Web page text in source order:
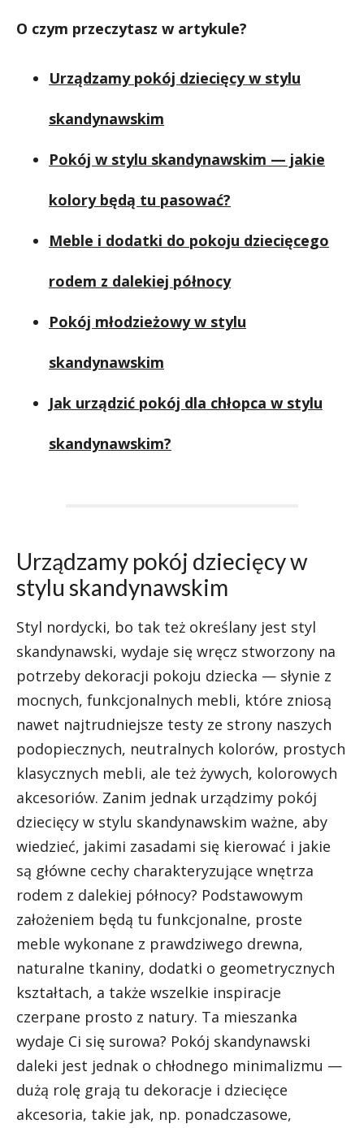
O czym przeczytasz w artykule?
Urządzamy pokój dziecięcy w stylu
skandynawskim
Pokój w stylu skandynawskim — jakie
kolory będą tu pasować?
Meble i dodatki do pokoju dziecięcego
rodem z dalekiej północy
Pokój młodzieżowy w stylu
skandynawskim
Jak urządzić pokój dla chłopca w stylu
skandynawskim?
Urządzamy pokój dziecięcy w
stylu skandynawskim
Styl nordycki, bo tak też określany jest styl
skandynawski, wydaje się wręcz stworzony na
potrzeby dekoracji pokoju dziecka — słynie z
mocnych, funkcjonalnych mebli, które zniosą
nawet najtrudniejsze testy ze strony naszych
podopiecznych, neutralnych kolorów, prostych
klasycznych mebli, ale też żywych, kolorowych
akcesoriów. Zanim jednak urządzimy pokój
dziecięcy w stylu skandynawskim ważne, aby
wiedzieć, jakimi zasadami się kierować i jakie
są główne cechy charakteryzujące wnętrza
rodem z dalekiej północy? Podstawowym
założeniem będą tu funkcjonalne, proste
meble wykonane z prawdziwego drewna,
naturalne tkaniny, dodatki o geometrycznych
kształtach, a także wszelkie inspiracje
czerpane prosto z natury. Ta mieszanka
wydaje Ci się surowa? Pokój skandynawski
daleki jest jednak o chłodnego minimalizmu —
dużą rolę grają tu dekoracje i dziecięce
akcesoria, takie jak, np. ponadczasowe,